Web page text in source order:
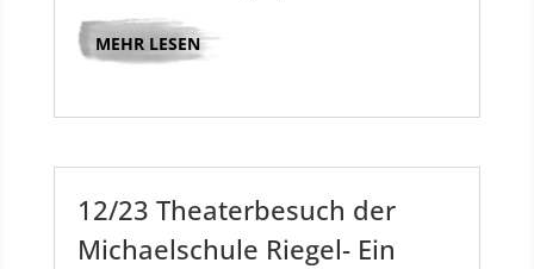
MEHR LESEN
12/23 Theaterbesuch der
Michaelschule Riegel- Ein